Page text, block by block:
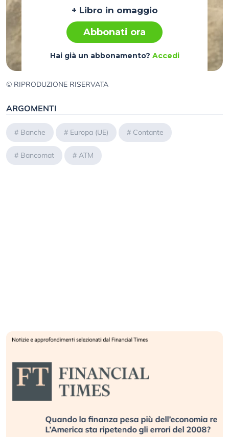
+ Libro in omaggio
Abbonati ora
Hai già un abbonamento? Accedi
© RIPRODUZIONE RISERVATA
ARGOMENTI
# Banche # Europa (UE) # Contante
# Bancomat # ATM
Quando la finanza pesa più dell’economia reale.
L’America sta ripetendo gli errori del 2008?